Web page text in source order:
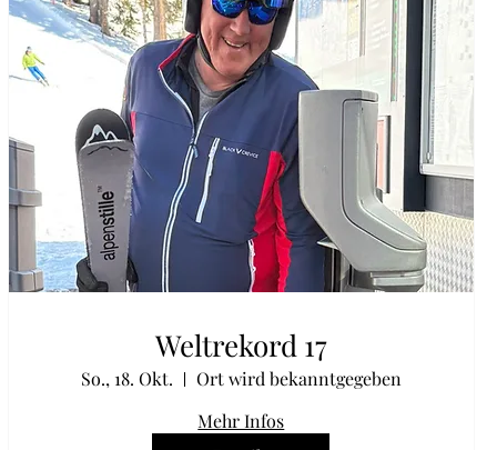
Weltrekord 17
So., 18. Okt.
Ort wird bekanntgegeben
Mehr Infos